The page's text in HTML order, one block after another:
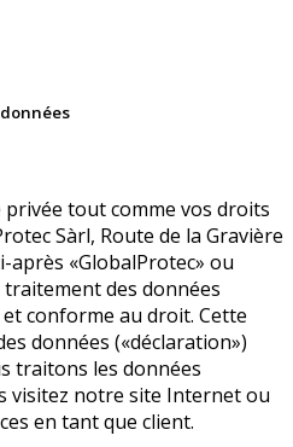
tout comme vos droits
Sàrl, Route de la Gravière
après «GlobalProtec» ou
des données
conforme au droit. Cette
données («déclaration»)
traitons les données
visitez notre site Internet ou
en tant que client.